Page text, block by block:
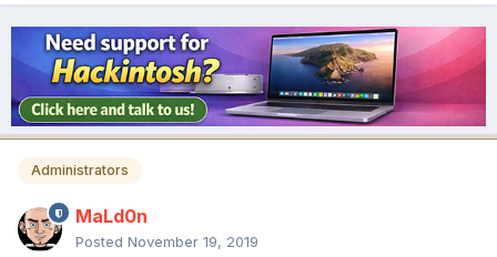
Administrators
MaLd0n
Posted November 19, 2019